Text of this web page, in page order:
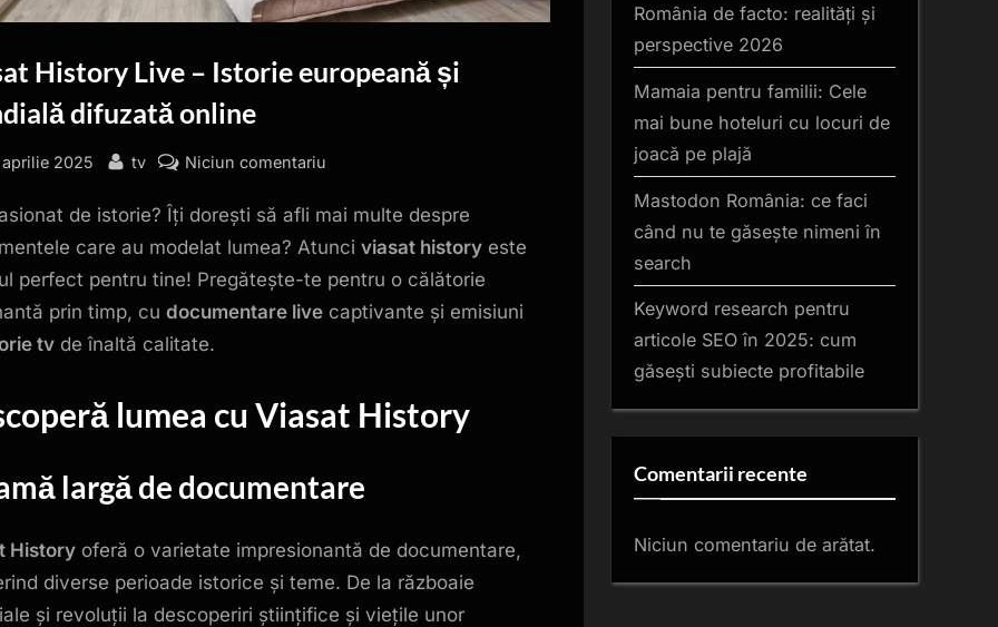
History Live – Istorie europeană și
difuzată online
2025 By
tv Niciun comentariu
History
Live
–
Istorie
europeană
difuzată
de istorie? Îți dorești să afli mai multe despre
care au modelat lumea? Atunci viasat history este
perfect pentru tine! Pregătește-te pentru o călătorie
prin timp, cu documentare live captivante și emisiuni
tv de înaltă calitate.
lumea cu Viasat History
largă de documentare
History oferă o varietate impresionantă de documentare,
diverse perioade istorice și teme. De la războaie
și revoluții la descoperiri științifice și viețile unor
România de facto: realități și
perspective 2026
Mamaia pentru familii: Cele
mai bune hoteluri cu locuri de
joacă pe plajă
Mastodon România: ce faci
când nu te găsește nimeni în
search
Keyword research pentru
articole SEO în 2025: cum
găsești subiecte profitabile
Comentarii recente
Niciun comentariu de arătat.